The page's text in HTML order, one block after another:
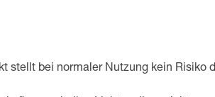
stellt bei normaler Nutzung kein Risiko